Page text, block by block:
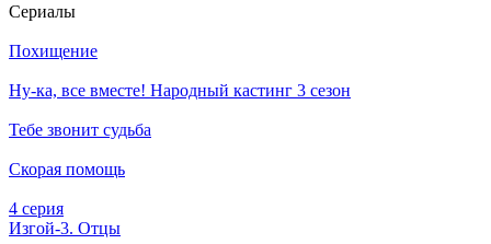
Се­риа­лы
Похищение
Ну-ка, все вместе! Народный кастинг 3 сезон
Тебе звонит судьба
Скорая помощь
4 серия
Изгой-3. Отцы